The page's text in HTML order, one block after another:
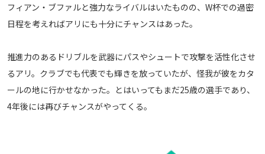
© AbemaTV. Inc. All Rights Reserved.
フィアン・ブファルと強力なライバルはいたものの、W杯での過密
日程を考えればアリにも十分にチャンスはあった。
推進力のあるドリブルを武器にパスやシュートで攻撃を活性化させ
るアリ。クラブでも代表でも輝きを放っていたが、怪我が彼をカタ
ールの地に行かせなかった。とはいってもまだ25歳の選手であり、
4年後には再びチャンスがやってくる。